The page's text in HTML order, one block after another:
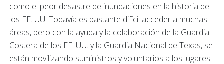
como el peor desastre de inundaciones en la historia de
los EE. UU. Todavía es bastante difícil acceder a muchas
áreas, pero con la ayuda y la colaboración de la Guardia
Costera de los EE. UU. y la Guardia Nacional de Texas, se
están movilizando suministros y voluntarios a los lugares